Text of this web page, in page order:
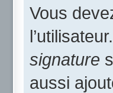
Vous
signature
aussi